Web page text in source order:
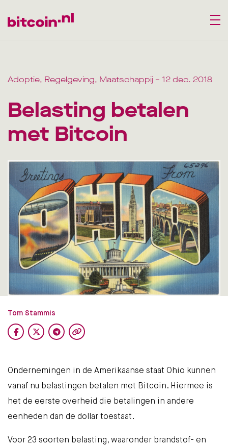
Adoptie, Regelgeving, Maatschappij – 12 dec. 2018
Belasting betalen
met Bitcoin
Tom Stammis
Ondernemingen in de Amerikaanse staat Ohio kunnen
vanaf nu belastingen betalen met Bitcoin. Hiermee is
het de eerste overheid die betalingen in andere
eenheden dan de dollar toestaat.
Voor 23 soorten belasting, waaronder brandstof- en